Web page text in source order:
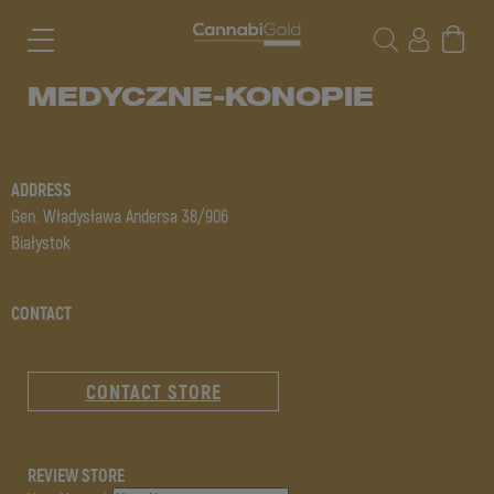
MEDYCZNE-KONOPIE
ADDRESS
Gen. Władysława Andersa 38/906
Białystok
CONTACT
CONTACT STORE
REVIEW STORE